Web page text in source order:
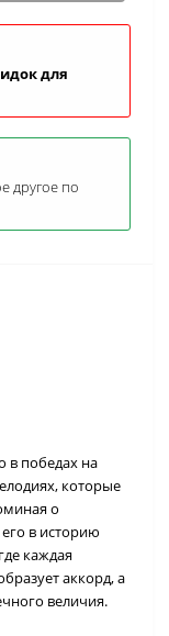
для
другое по
в победах на
которые
о
в историю
каждая
аккорд, а
величия.